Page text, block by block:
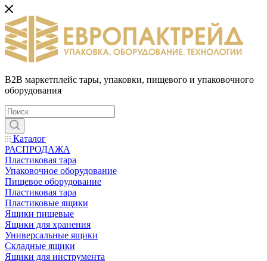
B2B маркетплейс тары, упаковки, пищевого и упаковочного
оборудования
Каталог
РАСПРОДАЖА
Пластиковая тара
Упаковочное оборудование
Пищевое оборудование
Пластиковая тара
Пластиковые ящики
Ящики пищевые
Ящики для хранения
Универсальные ящики
Складные ящики
Ящики для инструмента